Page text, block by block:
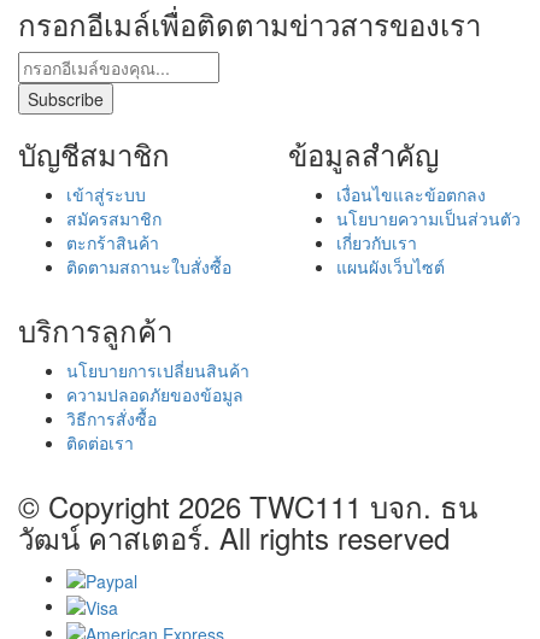
กรอกอีเมล์เพื่อติดตามข่าวสารของเรา
บัญชีสมาชิก
เข้าสู่ระบบ
สมัครสมาชิก
ตะกร้าสินค้า
ติดตามสถานะใบสั่งซื้อ
ข้อมูลสำคัญ
เงื่อนไขและข้อตกลง
นโยบายความเป็นส่วนตัว
เกี่ยวกับเรา
แผนผังเว็บไซต์
บริการลูกค้า
นโยบายการเปลี่ยนสินค้า
ความปลอดภัยของข้อมูล
วิธีการสั่งซื้อ
ติดต่อเรา
© Copyright 2026 TWC111 บจก. ธน
วัฒน์ คาสเตอร์. All rights reserved